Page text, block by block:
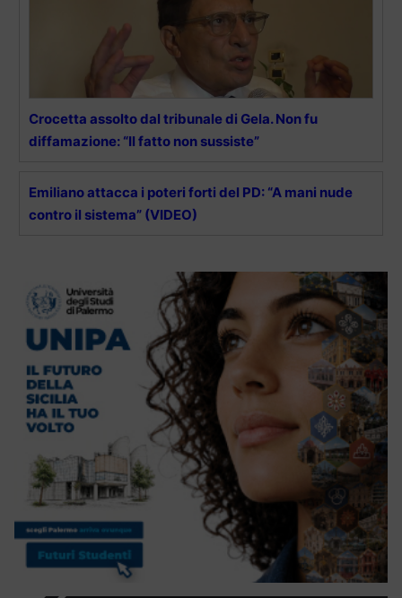
Crocetta assolto dal tribunale di Gela. Non fu
diffamazione: “Il fatto non sussiste”
Emiliano attacca i poteri forti del PD: “A mani nude
contro il sistema” (VIDEO)